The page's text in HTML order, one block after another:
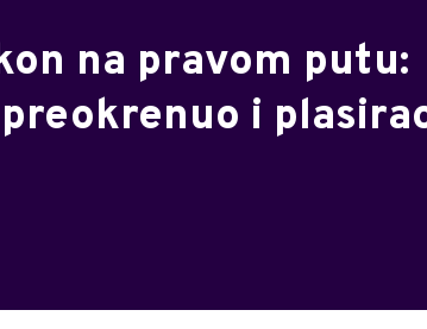
na pravom putu:
i